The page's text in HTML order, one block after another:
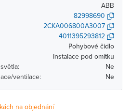
ABB
82998690
2CKA006800A3007
4011395293812
Pohybové čidlo
Instalace pod omítku
Ne
ventilace:
Ne
na objednání